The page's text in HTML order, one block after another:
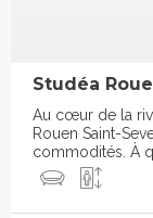
Studéa
Au cœur de la
Rouen Saint-
commodités. À